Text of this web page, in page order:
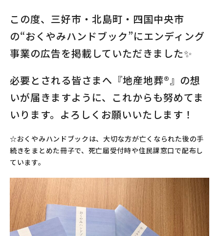
この度、三好市・北島町・四国中央市
の“おくやみハンドブック”にエンディング
事業の広告を掲載していただきました✨
必要とされる皆さまへ『地産地葬®』の想
いが届きますように、これからも努めてま
いります。よろしくお願いいたします！
☆おくやみハンドブックは、大切な方が亡くなられた後の手
続きをまとめた冊子で、死亡届受付時や住民課窓口で配布し
ています。